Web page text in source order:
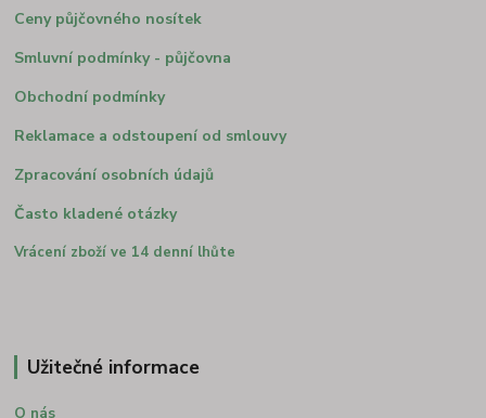
Ceny půjčovného nosítek
Smluvní podmínky - půjčovna
Obchodní podmínky
Reklamace a odstoupení od smlouvy
Zpracování osobních údajů
Často kladené otázky
Vrácení zboží ve 14 denní lhůte
Užitečné informace
O nás